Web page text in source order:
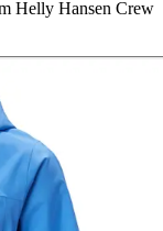
Helly Hansen Crew